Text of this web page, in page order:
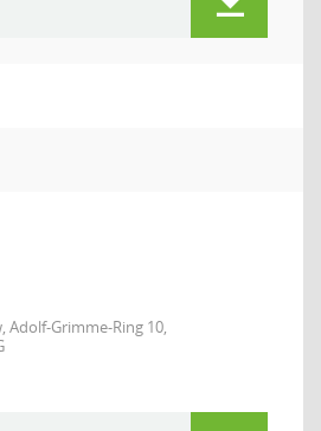
Adolf-Grimme-Ring 10,